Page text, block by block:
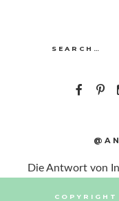
Search
Die Antwort von